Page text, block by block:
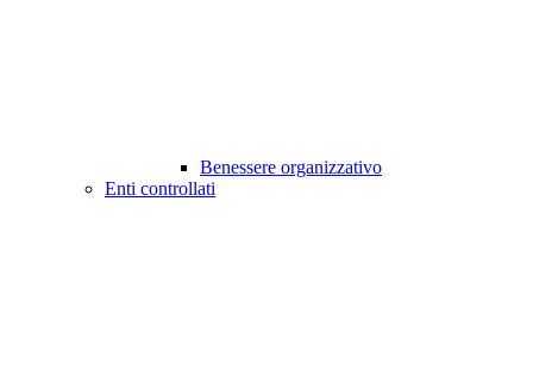
Benessere organizzativo
Enti controllati